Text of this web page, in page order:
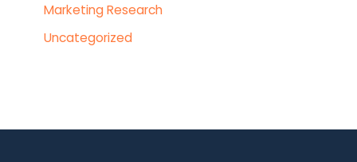
Marketing Research
Uncategorized